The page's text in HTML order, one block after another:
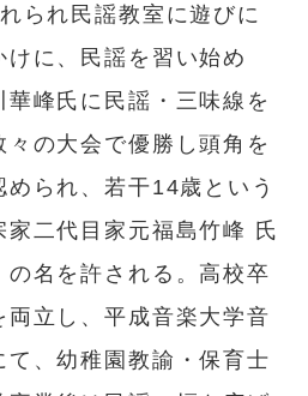
られ民謡教室に遊びに
に、民謡を習い始め
峰氏に民謡・三味線を
の大会で優勝し頭角を
られ、若干14歳という
二代目家元福島竹峰 氏
の名を許される。高校卒
立し、平成音楽大学音
、幼稚園教諭・保育士